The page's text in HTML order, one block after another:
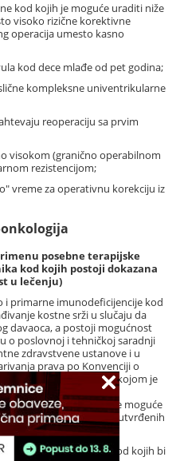
kod kojih je moguće uraditi niže
visoko rizične korektivne
operacija umesto kasno
kod dece mlađe od pet godina;
kompleksne univentrikularne
reoperaciju sa prvim
visokom (granično operabilnom
rezistencijom;
vreme za operativnu korekciju iz
posebne terapijske
kod kojih postoji dokazana
u lečenju)
i primarne imunodeficijencije kod
kostne srži u slučaju da
davaoca, a postoji mogućnost
o poslovnoj i tehničkoj saradnji
zdravstvene ustanove i u
prava po Konvenciji o
drugoj zemlji sa kojom je
osiguranju, a
inostrane bolnice moguće
(propisanih obrazaca) utvrđenih
i razvoja pacijenta kod kojih bi